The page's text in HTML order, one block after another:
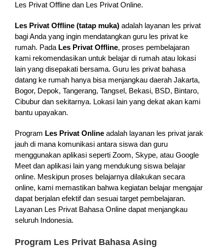
Les Privat Offline dan Les Privat Online.
Les Privat Offline (tatap muka) adalah layanan les privat
bagi Anda yang ingin mendatangkan guru les privat ke
rumah. Pada Les Privat Offline, proses pembelajaran
kami rekomendasikan untuk belajar di rumah atau lokasi
lain yang disepakati bersama. Guru les privat bahasa
datang ke rumah hanya bisa menjangkau daerah Jakarta,
Bogor, Depok, Tangerang, Tangsel, Bekasi, BSD, Bintaro,
Cibubur dan sekitarnya. Lokasi lain yang dekat akan kami
bantu upayakan.
Program Les Privat Online adalah layanan les privat jarak
jauh di mana komunikasi antara siswa dan guru
menggunakan aplikasi seperti Zoom, Skype, atau Google
Meet dan aplikasi lain yang mendukung siswa belajar
online. Meskipun proses belajarnya dilakukan secara
online, kami memastikan bahwa kegiatan belajar mengajar
dapat berjalan efektif dan sesuai target pembelajaran.
Layanan Les Privat Bahasa Online dapat menjangkau
seluruh Indonesia.
Program Les Privat Bahasa Asing